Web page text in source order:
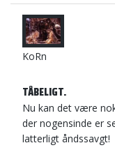
KoRn
TÅBELIGT.
Nu kan det være
der nogensinde er
latterligt åndssavgt!